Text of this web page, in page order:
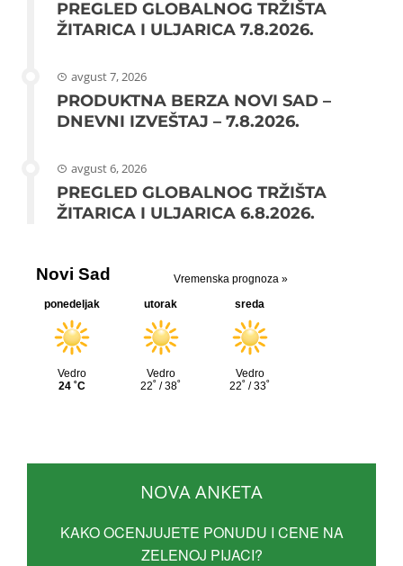
PREGLED GLOBALNOG TRŽIŠTA
ŽITARICA I ULJARICA 7.8.2026.
avgust 7, 2026
PRODUKTNA BERZA NOVI SAD –
DNEVNI IZVEŠTAJ – 7.8.2026.
avgust 6, 2026
PREGLED GLOBALNOG TRŽIŠTA
ŽITARICA I ULJARICA 6.8.2026.
NOVA ANKETA
KAKO OCENJUJETE PONUDU I CENE NA
ZELENOJ PIJACI?